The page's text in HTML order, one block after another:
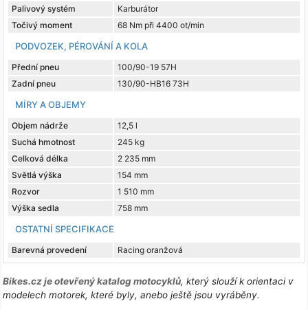
Palivový systém
Karburátor
Točivý moment
68 Nm při 4400 ot/min
PODVOZEK, PÉROVÁNÍ A KOLA
Přední pneu
100/90-19 57H
Zadní pneu
130/90-HB16 73H
MÍRY A OBJEMY
Objem nádrže
12,5 l
Suchá hmotnost
245 kg
Celková délka
2 235 mm
Světlá výška
154 mm
Rozvor
1 510 mm
Výška sedla
758 mm
OSTATNÍ SPECIFIKACE
Barevná provedení Racing oranžová
Bikes.cz je otevřený katalog motocyklů, který slouží k orientaci v
modelech motorek, které byly, anebo ještě jsou vyráběny.